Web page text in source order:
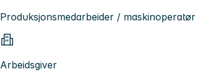
Produksjonsmedarbeider / maskinoperatør
Arbeidsgiver